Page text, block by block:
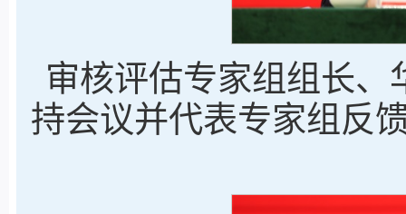
审核评估专家组组长
持会议并代表专家组反